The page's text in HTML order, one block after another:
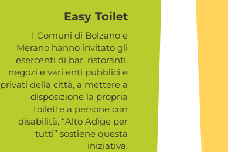
Easy Toilet
I Comuni di Bolzano e
Merano hanno invitato gli
esercenti di bar, ristoranti,
negozi e vari enti pubblici e
privati della città, a mettere a
disposizione la propria
toilette a persone con
disabilità. “Alto Adige per
tutti” sostiene questa
iniziativa.